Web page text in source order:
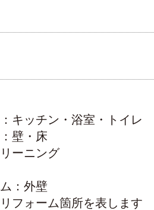
キッチン・浴室・トイレ
壁・床
ーニング
：外壁
フォーム箇所を表します